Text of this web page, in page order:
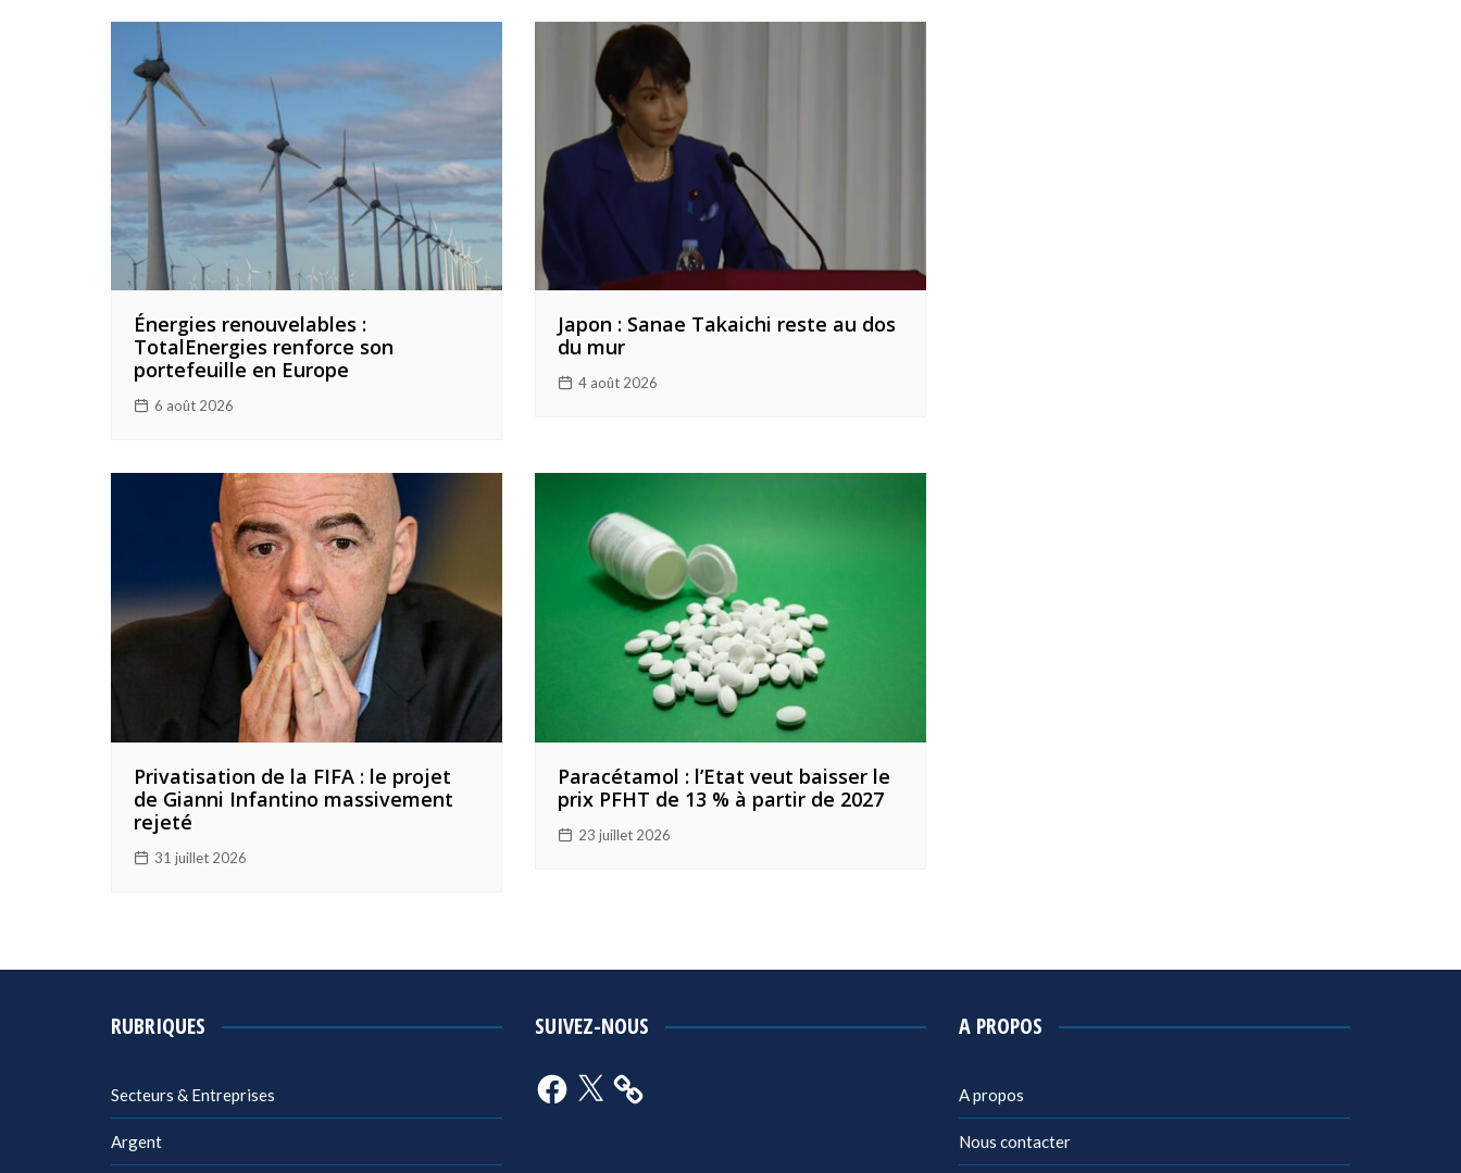
Énergies renouvelables :
TotalEnergies renforce son
portefeuille en Europe
6 août 2026
Japon : Sanae Takaichi reste au dos
du mur
4 août 2026
Privatisation de la FIFA : le projet
de Gianni Infantino massivement
rejeté
31 juillet 2026
Paracétamol : l’Etat veut baisser le
prix PFHT de 13 % à partir de 2027
23 juillet 2026
RUBRIQUES
Secteurs & Entreprises
Argent
SUIVEZ-NOUS
Facebook
X
A PROPOS
A propos
Nous contacter